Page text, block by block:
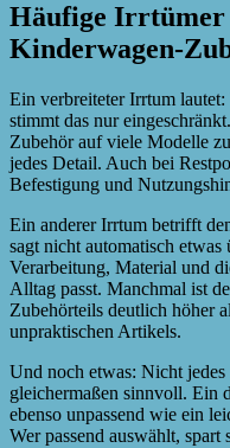
Häufige Irrtümer
Kinderwagen-
Ein verbreiteter Irrtum lautet:
stimmt das nur
Zubehör auf viele Modelle
jedes Detail. Auch bei
Befestigung und
Ein anderer Irrtum betrifft
sagt nicht automatisch
Verarbeitung, Material und
Alltag passt. Manchmal ist
Zubehörteils deutlich höher
unpraktischen Artikels.
Und noch etwas: Nicht
gleichermaßen sinnvoll. Ein
ebenso unpassend wie ein
Wer passend auswählt,